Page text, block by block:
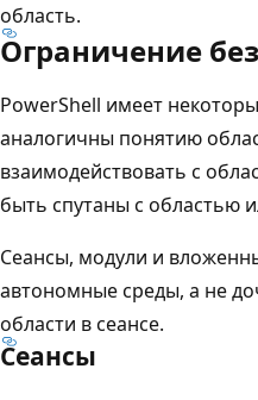
область.
Ограничение
PowerShell имеет
аналогичны понятию
взаимодействовать с
быть спутаны с областью
Сеансы, модули и
автономные среды, а не
области в сеансе.
Сеансы